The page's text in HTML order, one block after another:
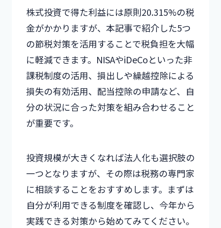
株式投資で得た利益には原則20.315%の税
金がかかりますが、本記事で紹介した5つ
の節税対策を活用することで税負担を大幅
に軽減できます。NISAやiDeCoといった非
課税制度の活用、損出しや繰越控除による
損失の有効活用、配当控除の申請など、自
分の状況に合った対策を組み合わせること
が重要です。
投資規模が大きくなれば法人化も選択肢の
一つとなりますが、その際は税務の専門家
に相談することをおすすめします。まずは
自分が利用できる制度を確認し、今年から
実践できる対策から始めてみてください。